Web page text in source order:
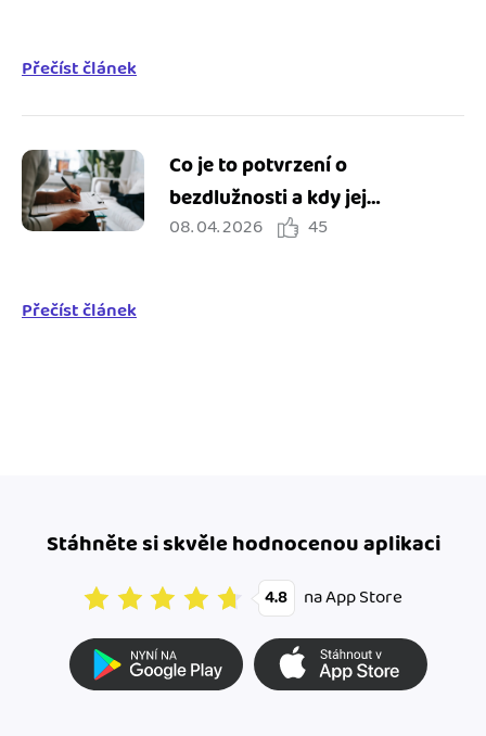
Přečíst článek
Co je to potvrzení o
bezdlužnosti a kdy jej
potřebuji?
08. 04. 2026 45
Přečíst článek
Stáhněte si skvěle hodnocenou aplikaci
4.8 na App Store